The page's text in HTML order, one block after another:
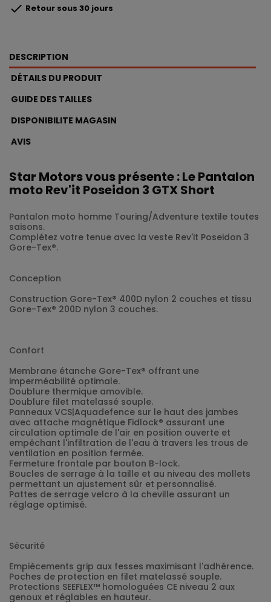
 Retour sous 30 jours
DESCRIPTION
DÉTAILS DU PRODUIT
GUIDE DES TAILLES
DISPONIBILITE MAGASIN
AVIS
Star Motors vous présente : Le Pantalon
moto Rev'it Poseidon 3 GTX Short
Pantalon moto homme Touring/Adventure textile toutes
saisons.
Complétez votre tenue avec la veste Rev'it Poseidon 3
Gore-Tex®.
Conception
Construction Gore-Tex® 400D nylon 2 couches et tissu
Gore-Tex® 200D nylon 3 couches.
Confort
Membrane étanche Gore-Tex® offrant une
imperméabilité optimale.
Doublure thermique amovible.
Doublure filet matelassé souple.
Panneaux VCS|Aquadefence sur le haut des jambes
avec attache magnétique Fidlock® assurant une
circulation optimale de l'air en position ouverte et
empêchant l'infiltration de l'eau à travers les trous de
ventilation en position fermée.
Fermeture frontale par bouton B-lock.
Boucles de serrage à la taille et au niveau des mollets
permettant un ajustement sûr et personnalisé.
Pattes de serrage velcro à la cheville assurant un
réglage optimisé.
Sécurité
Empiècements grip aux fesses maximisant l'adhérence.
Poches de protection en filet matelassé souple.
Protections SEEFLEX™ homologuées CE niveau 2 aux
genoux et réglables en hauteur.